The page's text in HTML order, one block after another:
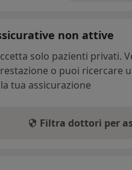
non attive
solo pazienti privati.
o puoi ricercare
tua assicurazione
Filtra dottori per